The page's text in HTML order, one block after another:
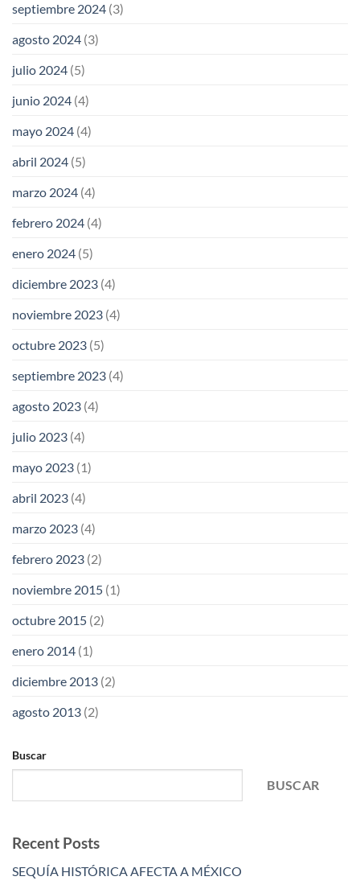
septiembre 2024 (3)
agosto 2024 (3)
julio 2024 (5)
junio 2024 (4)
mayo 2024 (4)
abril 2024 (5)
marzo 2024 (4)
febrero 2024 (4)
enero 2024 (5)
diciembre 2023 (4)
noviembre 2023 (4)
octubre 2023 (5)
septiembre 2023 (4)
agosto 2023 (4)
julio 2023 (4)
mayo 2023 (1)
abril 2023 (4)
marzo 2023 (4)
febrero 2023 (2)
noviembre 2015 (1)
octubre 2015 (2)
enero 2014 (1)
diciembre 2013 (2)
agosto 2013 (2)
Buscar
BUSCAR
Recent Posts
SEQUÍA HISTÓRICA AFECTA A MÉXICO